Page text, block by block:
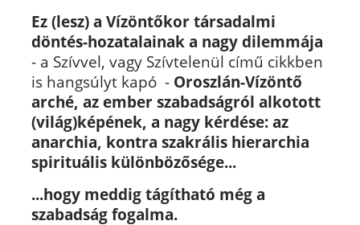
Ez (lesz) a Vízöntőkor társadalmi
döntés-hozatalainak a nagy dilemmája
- a Szívvel, vagy Szívtelenül című cikkben
is hangsúlyt kapó - Oroszlán-Vízöntő
arché, az ember szabadságról alkotott
(világ)képének, a nagy kérdése: az
anarchia, kontra szakrális hierarchia
spirituális különbözősége...
...hogy meddig tágítható még a
szabadság fogalma.